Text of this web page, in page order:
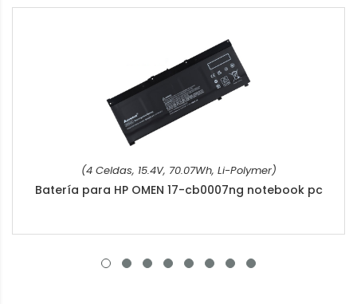
(4 Celdas, 15.4V, 70.07Wh, Li-Polymer)
Batería para HP OMEN 17-cb0007ng notebook pc